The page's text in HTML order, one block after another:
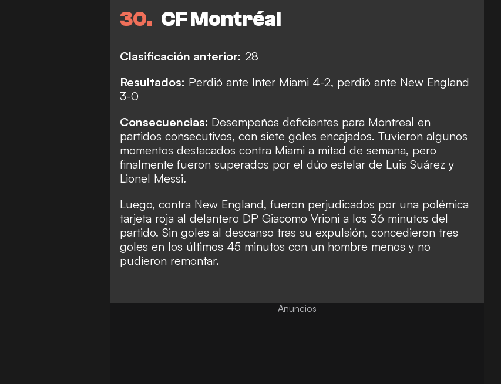
30 CF Montréal
Clasificación anterior: 28
Resultados: Perdió ante Inter Miami 4-2, perdió ante New England
3-0
Consecuencias: Desempeños deficientes para Montreal en
partidos consecutivos, con siete goles encajados. Tuvieron algunos
momentos destacados contra Miami a mitad de semana, pero
finalmente fueron superados por el dúo estelar de Luis Suárez y
Lionel Messi.
Luego, contra New England, fueron perjudicados por una polémica
tarjeta roja al delantero DP Giacomo Vrioni a los 36 minutos del
partido. Sin goles al descanso tras su expulsión, concedieron tres
goles en los últimos 45 minutos con un hombre menos y no
pudieron remontar.
Anuncios